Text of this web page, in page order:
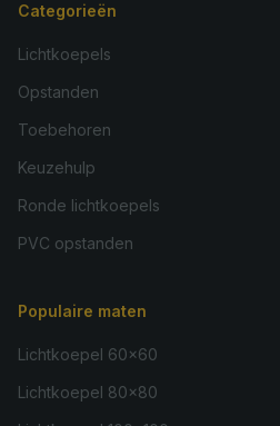
Categorieën
Lichtkoepels
Opstanden
Toebehoren
Keuzehulp
Ronde lichtkoepels
PVC opstanden
Populaire maten
Lichtkoepel 60×60
Lichtkoepel 80×80